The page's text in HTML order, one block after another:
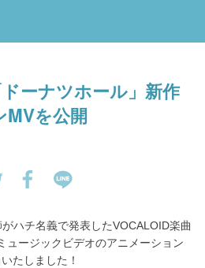
ーナツホール」新作
MVを公開
bo
ok
NE
で
送
ハチ名義で発表したVOCALOID楽曲
ュージックビデオのアニメーション
たしました！